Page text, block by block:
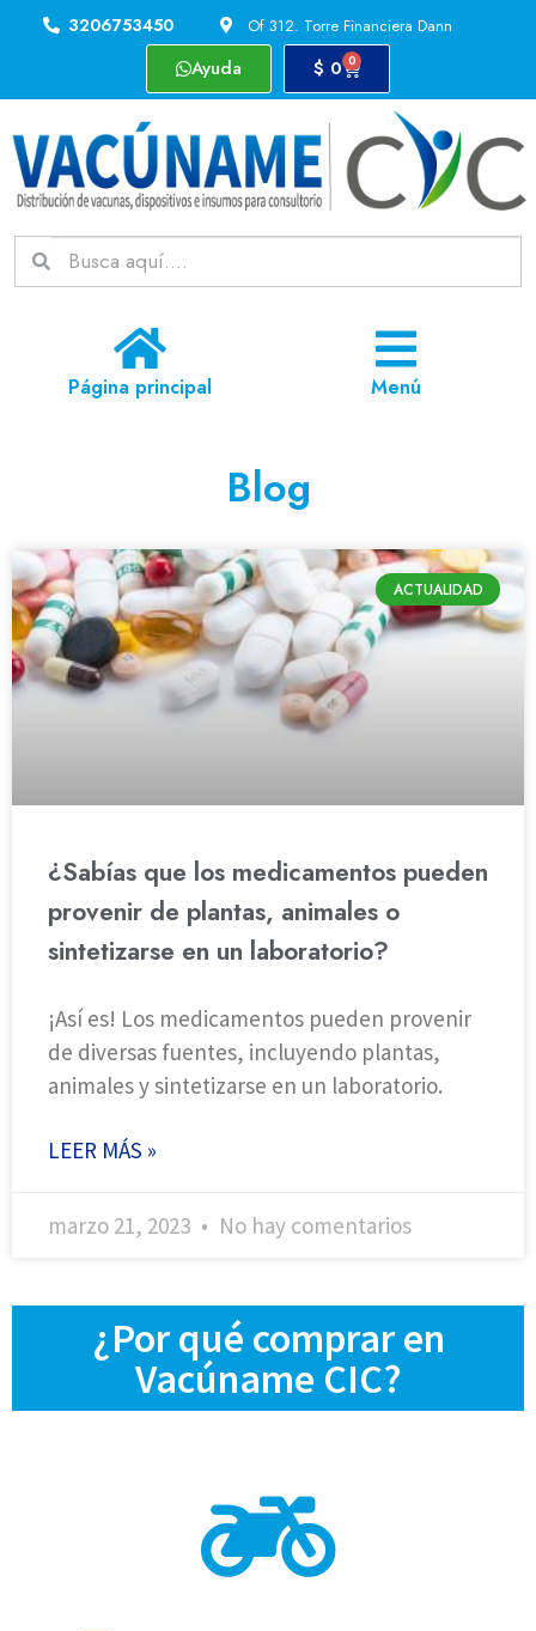
3206753450 Of 312. Torre Financiera Dann
Ayuda $ 0 0
Página principal Menú
Blog
ACTUALIDAD
¿Sabías que los medicamentos pueden
provenir de plantas, animales o
sintetizarse en un laboratorio?
¡Así es! Los medicamentos pueden provenir
de diversas fuentes, incluyendo plantas,
animales y sintetizarse en un laboratorio.
LEER MÁS »
marzo 21, 2023 No hay comentarios
¿Por qué comprar en
Vacúname CIC?